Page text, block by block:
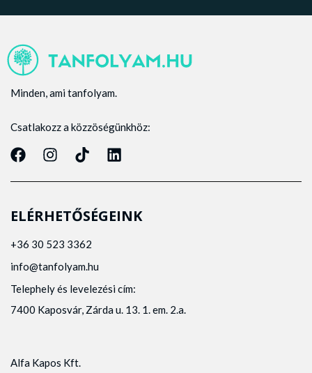
Minden, ami tanfolyam.
Csatlakozz a közzöségünkhöz:
ELÉRHETŐSÉGEINK
+36 30 523 3362
info@tanfolyam.hu
Telephely és levelezési cím:
7400 Kaposvár, Zárda u. 13. 1. em. 2.a.
Alfa Kapos Kft.